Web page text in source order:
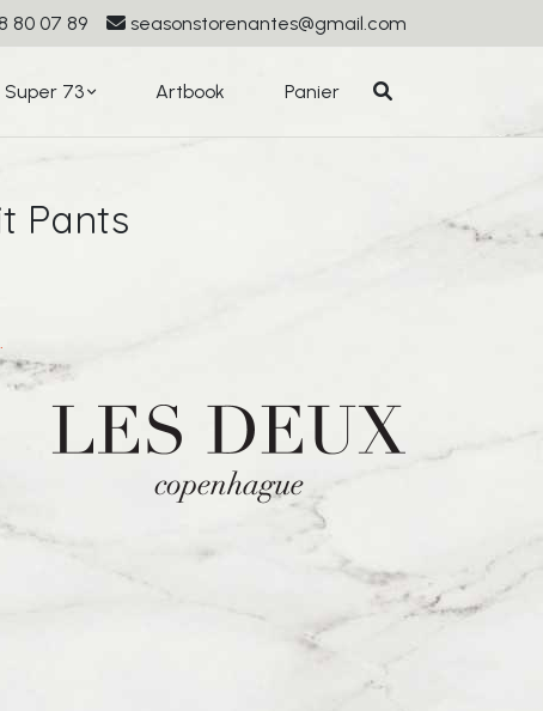
80 07 89 seasonstorenantes@gmail.com
Super 73 Artbook Panier
Pants